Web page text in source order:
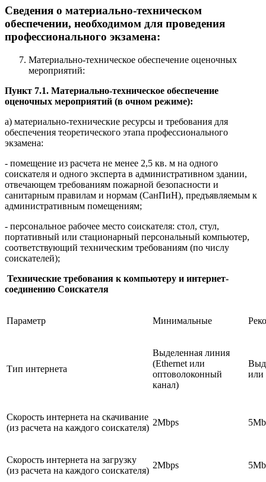
Сведения о материально-техническом
обеспечении, необходимом для проведения
профессионального экзамена:
Материально-техническое обеспечение оценочных
мероприятий:
Пункт 7.1. Материально-техническое обеспечение
оценочных мероприятий (в очном режиме):
а) материально-технические ресурсы и требования для
обеспечения теоретического этапа профессионального
экзамена:
- помещение из расчета не менее 2,5 кв. м на одного
соискателя и одного эксперта в административном здании,
отвечающем требованиям пожарной безопасности и
санитарным правилам и нормам (СанПиН), предъявляемым к
административным помещениям;
- персональное рабочее место соискателя: стол, стул,
портативный или стационарный персональный компьютер,
соответствующий техническим требованиям (по числу
соискателей);
Технические требования к компьютеру и интернет-
соединению Соискателя
Параметр Минимальные
Тип интернета
Выделенная линия
(Ethernet или
оптоволоконный
канал)
или
Скорость интернета на скачивание
(из расчета на каждого соискателя)
2Mbps
Скорость интернета на загрузку
(из расчета на каждого соискателя)
2Mbps